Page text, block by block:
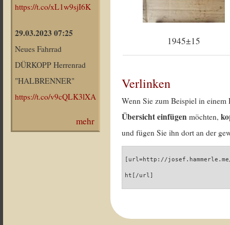
https://t.co/xL1w9sjI6K
29.03.2023 07:25
Neues Fahrrad
DÜRKOPP Herrenrad
"HALBRENNER"
https://t.co/v9cQLK3lXA
mehr
1945±15
Verlinken
Wenn Sie zum Beispiel in
Übersicht einfügen möchten,
und fügen Sie ihn dort an der
[url=http://
ht[/url]